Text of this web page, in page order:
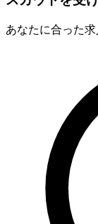
あなたに合った求